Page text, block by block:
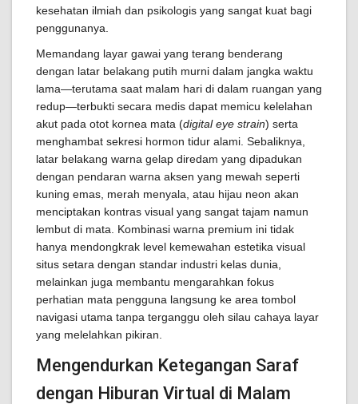
kesehatan ilmiah dan psikologis yang sangat kuat bagi
penggunanya.
Memandang layar gawai yang terang benderang
dengan latar belakang putih murni dalam jangka waktu
lama—terutama saat malam hari di dalam ruangan yang
redup—terbukti secara medis dapat memicu kelelahan
akut pada otot kornea mata (digital eye strain) serta
menghambat sekresi hormon tidur alami. Sebaliknya,
latar belakang warna gelap diredam yang dipadukan
dengan pendaran warna aksen yang mewah seperti
kuning emas, merah menyala, atau hijau neon akan
menciptakan kontras visual yang sangat tajam namun
lembut di mata. Kombinasi warna premium ini tidak
hanya mendongkrak level kemewahan estetika visual
situs setara dengan standar industri kelas dunia,
melainkan juga membantu mengarahkan fokus
perhatian mata pengguna langsung ke area tombol
navigasi utama tanpa terganggu oleh silau cahaya layar
yang melelahkan pikiran.
Mengendurkan Ketegangan Saraf
dengan Hiburan Virtual di Malam